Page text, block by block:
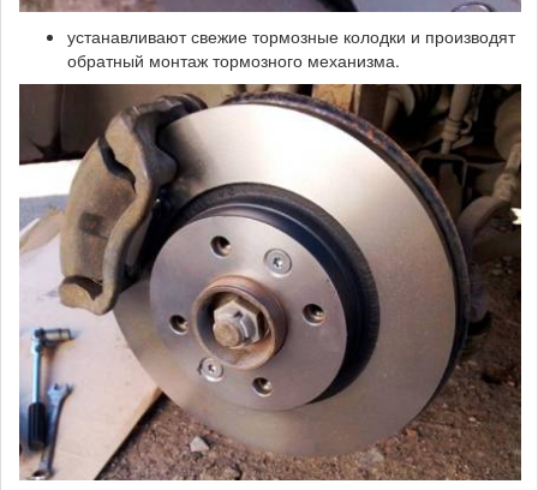
устанавливают свежие тормозные колодки и производят
обратный монтаж тормозного механизма.